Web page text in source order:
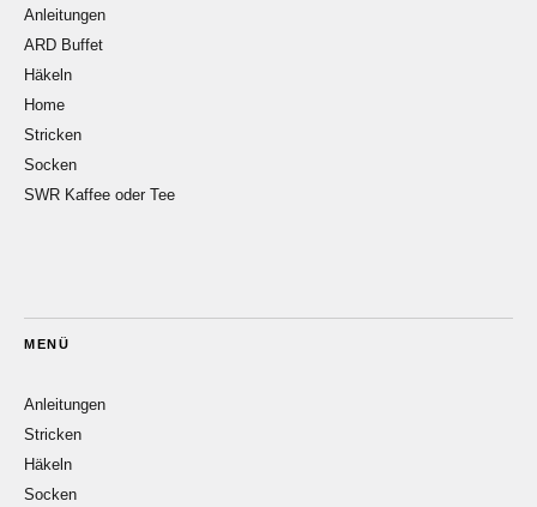
Anleitungen
ARD Buffet
Häkeln
Home
Stricken
Socken
SWR Kaffee oder Tee
MENÜ
Anleitungen
Stricken
Häkeln
Socken